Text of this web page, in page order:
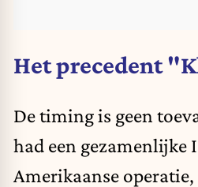
Het precedent
De timing is geen
had een gezamenlijke
Amerikaanse